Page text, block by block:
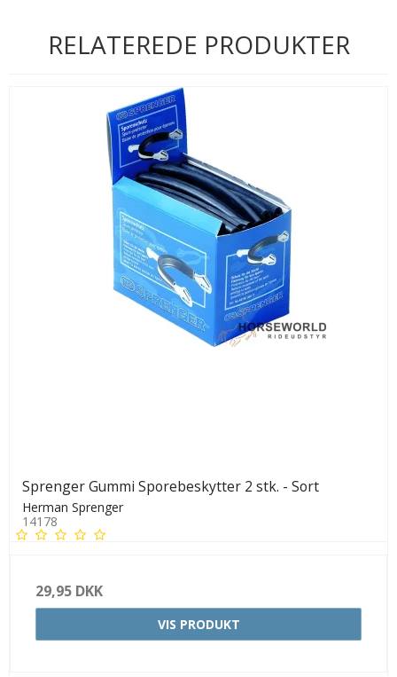
RELATEREDE PRODUKTER
Sprenger Gummi Sporebeskytter 2 stk. - Sort
Herman Sprenger
14178
29,95 DKK
VIS PRODUKT